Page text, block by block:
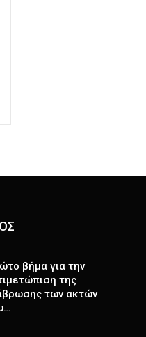
βήμα για την
της
των ακτών